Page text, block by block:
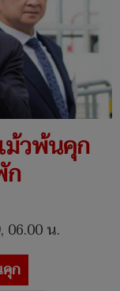
ม้วพ้นคุก
ก
น.
ก